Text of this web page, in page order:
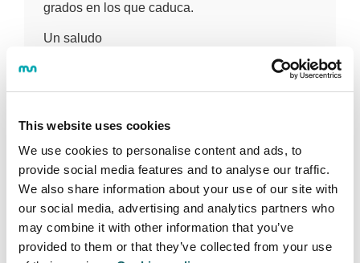
This website uses cookies
We use cookies to personalise content and ads, to
provide social media features and to analyse our traffic.
We also share information about your use of our site with
our social media, advertising and analytics partners who
may combine it with other information that you’ve
provided to them or that they’ve collected from your use
grados en los que caduca.
Un saludo
PREGUNTA
Nos apuntamos para acudir a la jornada de
puertas abiertas del 16 de marzo pero no
podemos ir.Quisiera saber como puedo anular